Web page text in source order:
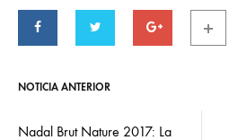
Post
NOTÍCIA ANTERIOR
Nadal Brut Nature 2017: La